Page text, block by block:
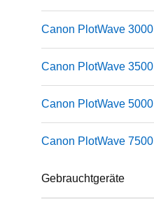
Canon PlotWave 3000
Canon PlotWave 3500
Canon PlotWave 5000
Canon PlotWave 7500
Gebrauchtgeräte